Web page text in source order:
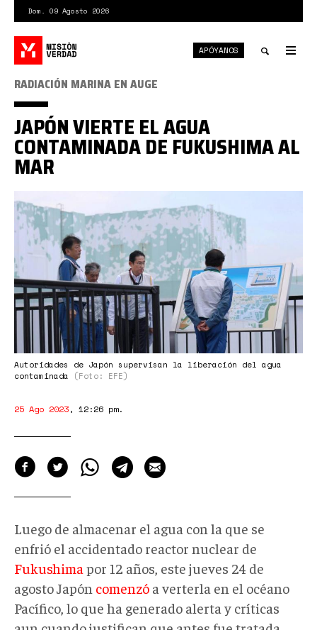
contenido
principal
Dom. 09 Agosto 2026
APÓYANOS
64e57d6e4bd1c.jpeg
Autoridades de Japón supervisan la liberación del agua
contaminada
(Foto: EFE)
RADIACIÓN MARINA EN AUGE
JAPÓN VIERTE EL AGUA
CONTAMINADA DE FUKUSHIMA AL
MAR
25 Ago 2023, 12:26 pm.
Luego de almacenar el agua con la que se
enfrió el accidentado reactor nuclear de
Fukushima por 12 años, este jueves 24 de
agosto Japón comenzó a verterla en el océano
Pacífico, lo que ha generado alerta y críticas